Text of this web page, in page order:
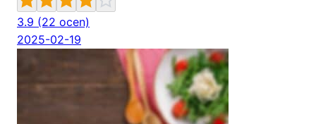
3.9 (22 ocen)
2025-02-19